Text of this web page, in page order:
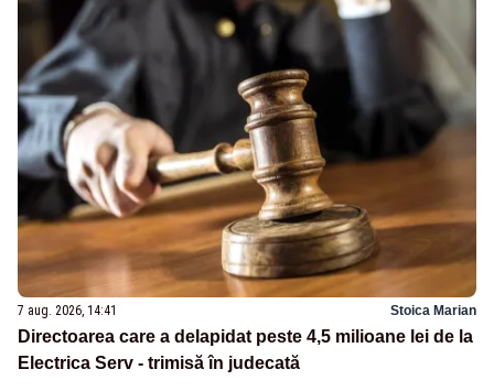
7 aug. 2026, 14:41 Stoica Marian
Directoarea care a delapidat peste 4,5 milioane lei de la
Electrica Serv - trimisă în judecată